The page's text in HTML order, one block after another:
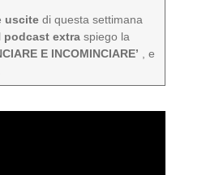
uscite di questa settimana
podcast extra spiego la
E INCOMINCIARE’ , e